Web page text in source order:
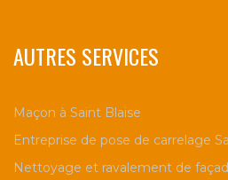
AUTRES SERVICES
Maçon à Saint Blaise
Entreprise de pose de carrelage
Nettoyage et ravalement de